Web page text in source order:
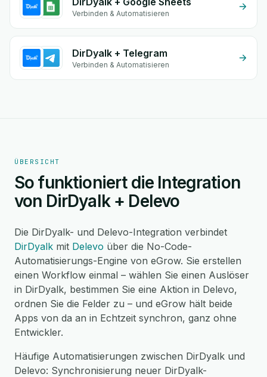
Verbinden & Automatisieren
DirDyalk + Telegram
Verbinden & Automatisieren
ÜBERSICHT
So funktioniert die Integration
von DirDyalk + Delevo
Die DirDyalk- und Delevo-Integration verbindet
DirDyalk mit Delevo über die No-Code-
Automatisierungs-Engine von eGrow. Sie erstellen
einen Workflow einmal – wählen Sie einen Auslöser
in DirDyalk, bestimmen Sie eine Aktion in Delevo,
ordnen Sie die Felder zu – und eGrow hält beide
Apps von da an in Echtzeit synchron, ganz ohne
Entwickler.
Häufige Automatisierungen zwischen DirDyalk und
Delevo: Synchronisierung neuer DirDyalk-